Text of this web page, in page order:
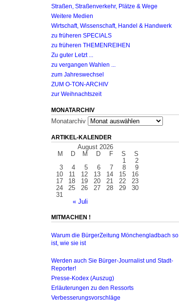
Straßen, Straßenverkehr, Plätze & Wege
Weitere Medien
Wirtschaft, Wissenschaft, Handel & Handwerk
zu früheren SPECIALS
zu früheren THEMENREIHEN
Zu guter Letzt ...
zu vergangen Wahlen ...
zum Jahreswechsel
ZUM O-TON-ARCHIV
zur Weihnachtszeit
MONATARCHIV
Monatarchiv
ARTIKEL-KALENDER
August 2026
M
D M D F S S
« Juli
1
2
3
4 5 6 7 8
9
10
11 12 13 14 15
16
17
18 19 20 21 22
23
24
25 26 27 28 29
30
31
MITMACHEN !
Warum die BürgerZeitung Mönchengladbach so
ist, wie sie ist
Werden auch Sie Bürger-Journalist und Stadt-
Reporter!
Presse-Kodex (Auszug)
Erläuterungen zu den Ressorts
Verbesserungsvorschläge